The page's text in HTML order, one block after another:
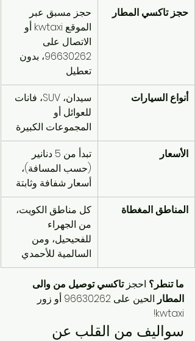
حجز تاكسي المطار
حجز مسبق عبر
الموقع kwtaxi أو
الاتصال على
96630262، بدون
تعطيل
أنواع السيارات
سيدان، SUV، فانات
للعوائل أو
المجموعات الكبيرة
الأسعار
تبدأ من 5 دنانير
(حسب المسافة)،
أسعار شفافة وثابتة
المناطق المغطاة
كل مناطق الكويت،
من الجهراء
للفحيحيل، ومن
السالمية للأحمدي
ما تنطر؟ احجز تاكسي توصيل من والى
المطار
الحين على 96630262 أو زور
kwtaxi!
سواليف من القلب عن